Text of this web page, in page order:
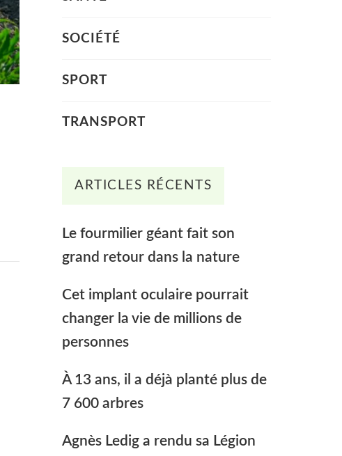
SOCIÉTÉ
SPORT
TRANSPORT
ARTICLES RÉCENTS
Le fourmilier géant fait son
grand retour dans la nature
Cet implant oculaire pourrait
changer la vie de millions de
personnes
À 13 ans, il a déjà planté plus de
7 600 arbres
Agnès Ledig a rendu sa Légion